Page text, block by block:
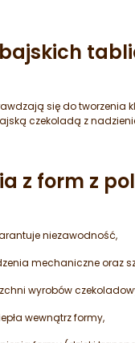
się do tworzenia
czekoladą z
z form z
niezawodność,
mechaniczne oraz
wyrobów
wewnątrz formy,